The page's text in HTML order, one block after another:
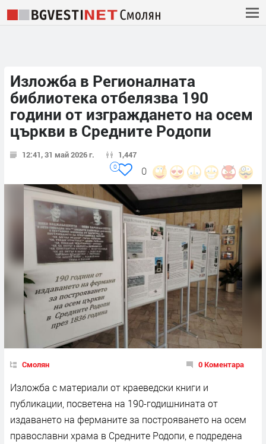
Изложба в Регионалната
библиотека отбелязва 190
години от изграждането на осем
църкви в Средните Родопи
12:41, 31 май 2026 г. 1,447
0
0
Смолян 0 Коментара
Изложба с материали от краеведски книги и
публикации, посветена на 190-годишнината от
издаването на ферманите за построяването на осем
православни храма в Средните Родопи, е подредена